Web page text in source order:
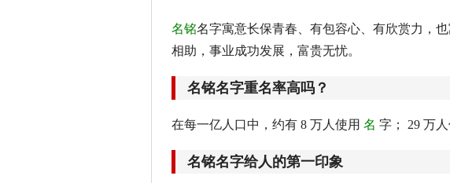
名铭名字寓意长保青春、有包容心、有欣赏力，
相助，事业成功发展，富贵无忧。
名铭名字重名率高吗？
在每一亿人口中，约有 8 万人使用 名 字； 29 万人
名铭名字给人的第一印象